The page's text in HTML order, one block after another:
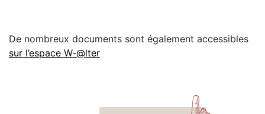
De nombreux documents sont également accessibles
sur l’espace W-@lter